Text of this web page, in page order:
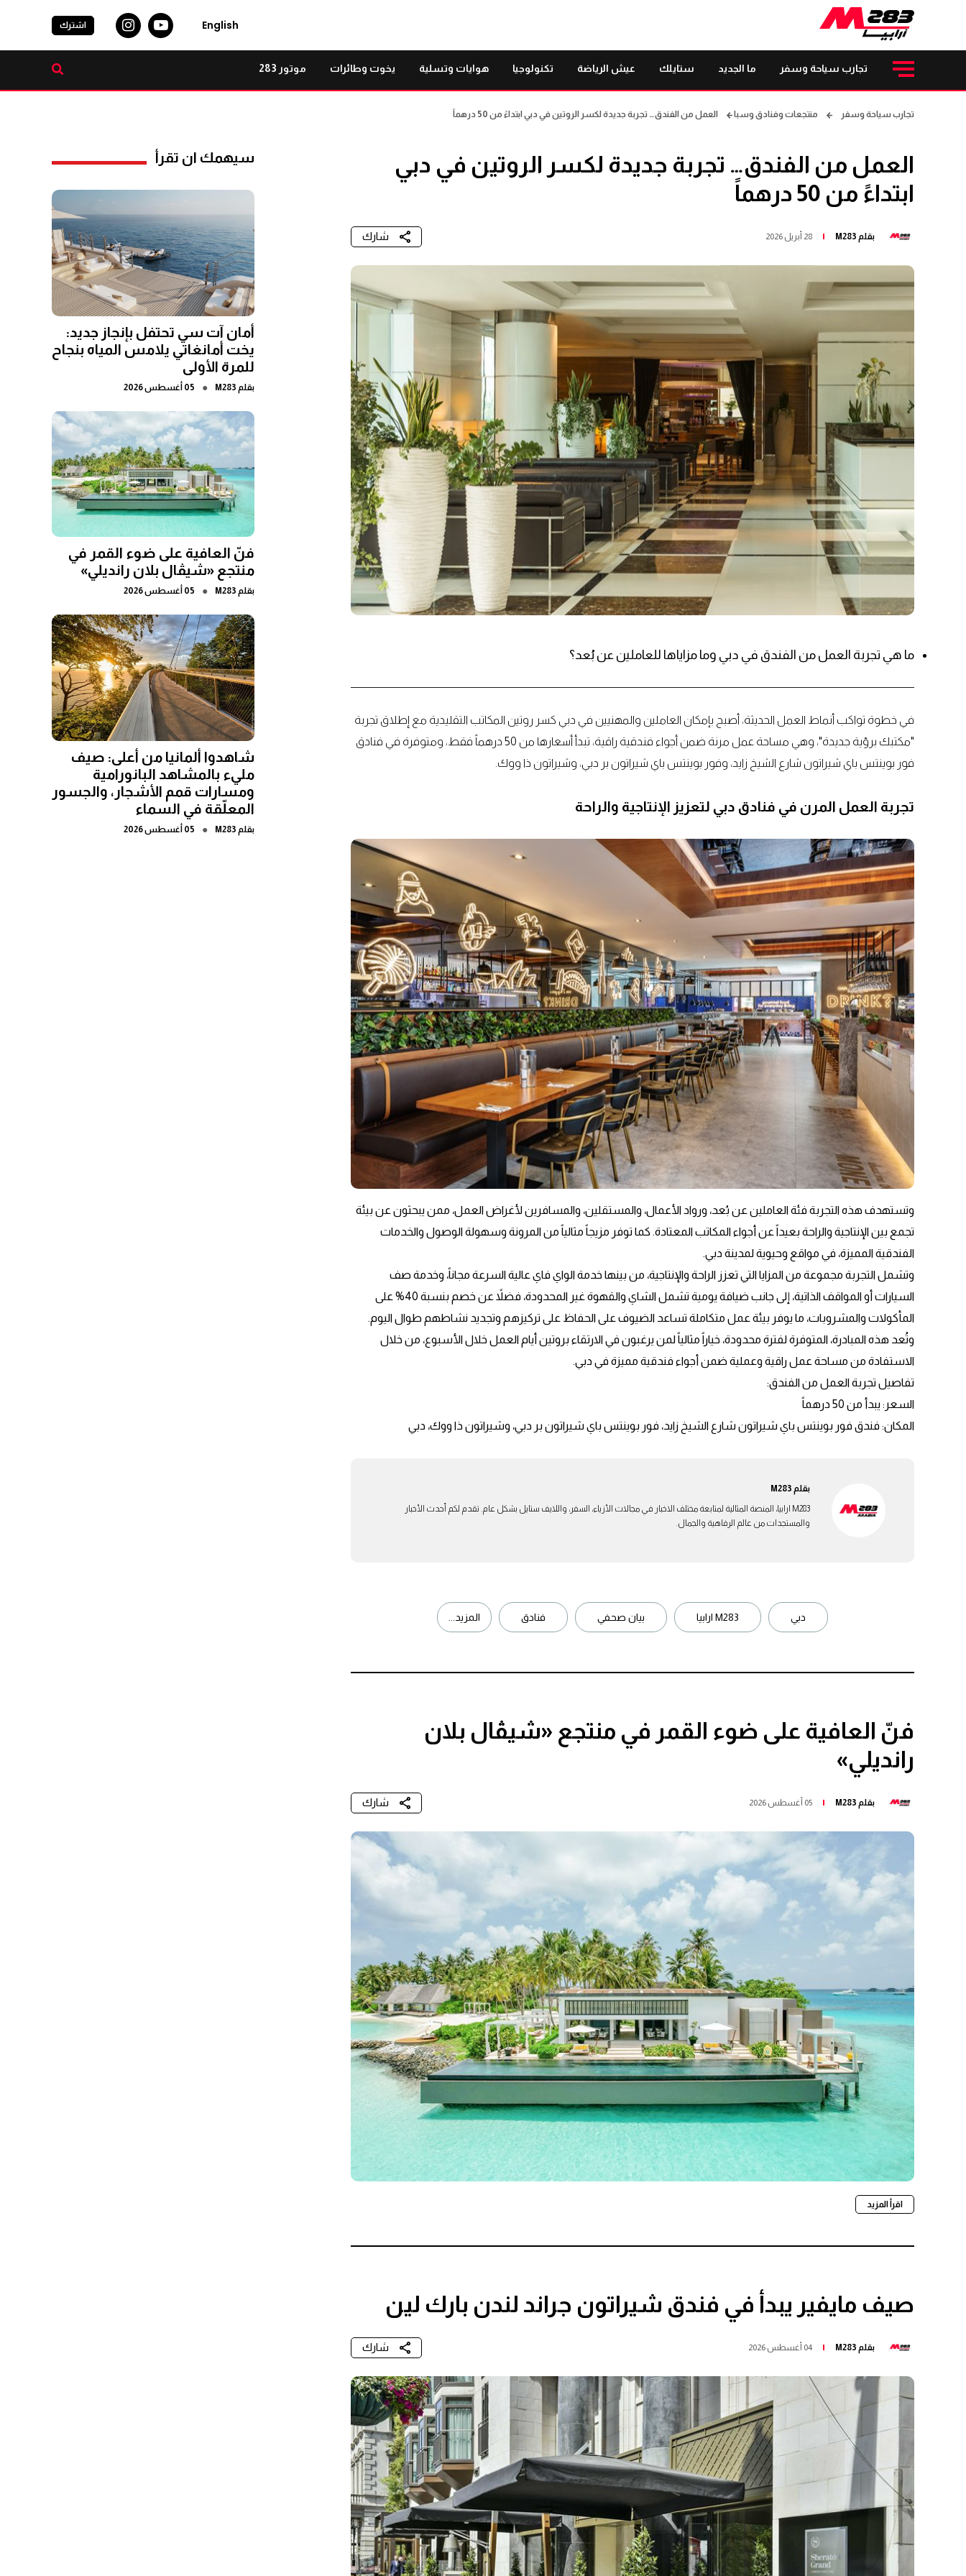
English اشترك
تجارب سياحة وسفر ما الجديد ستايلك عيش الرياضة تكنولوجيا هوايات وتسلية يخوت وطائرات موتور 283
تجارب سياحة وسفر منتجعات وفنادق وسبا العمل من الفندق… تجربة جديدة لكسر الروتين في دبي ابتداءً من 50 درهماً
العمل من الفندق… تجربة جديدة لكسر الروتين في دبي
ابتداءً من 50 درهماً
بقلم M283 28 أبريل 2026 شارك
ما هي تجربة العمل من الفندق في دبي وما مزاياها للعاملين عن بُعد؟
في خطوة تواكب أنماط العمل الحديثة، أصبح بإمكان العاملين والمهنيين في دبي كسر روتين المكاتب التقليدية مع إطلاق تجربة
"مكتبك برؤية جديدة"، وهي مساحة عمل مرنة ضمن أجواء فندقية راقية، تبدأ أسعارها من 50 درهماً فقط، ومتوفرة في فنادق
فور بوينتس باي شيراتون شارع الشيخ زايد، وفور بوينتس باي شيراتون بر دبي، وشيراتون ذا ووك.
تجربة العمل المرن في فنادق دبي لتعزيز الإنتاجية والراحة
وتستهدف هذه التجربة فئة العاملين عن بُعد، ورواد الأعمال، والمستقلين، والمسافرين لأغراض العمل، ممن يبحثون عن بيئة
تجمع بين الإنتاجية والراحة بعيداً عن أجواء المكاتب المعتادة. كما توفر مزيجاً مثالياً من المرونة وسهولة الوصول والخدمات
الفندقية المميزة، في مواقع وحيوية لمدينة دبي.
وتشمل التجربة مجموعة من المزايا التي تعزز الراحة والإنتاجية، من بينها خدمة الواي فاي عالية السرعة مجاناً، وخدمة صف
السيارات أو المواقف الذاتية، إلى جانب ضيافة يومية تشمل الشاي والقهوة غير المحدودة، فضلاً عن خصم بنسبة 40% على
المأكولات والمشروبات، ما يوفر بيئة عمل متكاملة تساعد الضيوف على الحفاظ على تركيزهم وتجديد نشاطهم طوال اليوم.
وتُعد هذه المبادرة، المتوفرة لفترة محدودة، خياراً مثالياً لمن يرغبون في الارتقاء بروتين أيام العمل خلال الأسبوع، من خلال
الاستفادة من مساحة عمل راقية وعملية ضمن أجواء فندقية مميزة في دبي.
تفاصيل تجربة العمل من الفندق:
السعر: يبدأ من 50 درهماً
المكان: فندق فور بوينتس باي شيراتون شارع الشيخ زايد، فور بوينتس باي شيراتون بر دبي، وشيراتون ذا ووك، دبي
بقلم M283
M283 ارابيا، المنصة المثالية لمتابعة مختلف الاخبار في مجالات الأزياء، السفر، واللايف ستايل بشكل عام. تقدم لكم أحدث الأخبار
والمستجدات من عالم الرفاهية والجمال.
دبي M283 ارابيا بيان صحفي فنادق المزيد...
فنّ العافية على ضوء القمر في منتجع «شيڤال بلان
رانديلي»
بقلم M283 05 أغسطس 2026 شارك
اقرأ المزيد
صيف مايفير يبدأ في فندق شيراتون جراند لندن بارك لين
بقلم M283 04 أغسطس 2026 شارك
سيهمك ان تقرأ
أمان آت سي تحتفل بإنجاز جديد:
يخت أمانغاتي يلامس المياه بنجاح
للمرة الأولى
بقلم M283
● 05 أغسطس 2026
فنّ العافية على ضوء القمر في
منتجع «شيڤال بلان رانديلي»
بقلم M283
● 05 أغسطس 2026
شاهدوا ألمانيا من أعلى: صيف
مليء بالمشاهد البانورامية
ومسارات قمم الأشجار، والجسور
المعلّقة في السماء
بقلم M283
● 05 أغسطس 2026